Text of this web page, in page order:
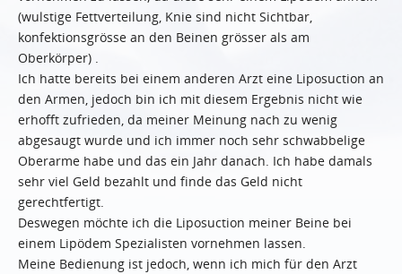
(wulstige Fettverteilung, Knie sind nicht Sichtbar,
konfektionsgrösse an den Beinen grösser als am
Oberkörper) .
Ich hatte bereits bei einem anderen Arzt eine Liposuction an
den Armen, jedoch bin ich mit diesem Ergebnis nicht wie
erhofft zufrieden, da meiner Meinung nach zu wenig
abgesaugt wurde und ich immer noch sehr schwabbelige
Oberarme habe und das ein Jahr danach. Ich habe damals
sehr viel Geld bezahlt und finde das Geld nicht
gerechtfertigt.
Deswegen möchte ich die Liposuction meiner Beine bei
einem Lipödem Spezialisten vornehmen lassen.
Meine Bedienung ist jedoch, wenn ich mich für den Arzt